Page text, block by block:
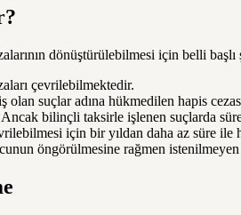
dönüştürülebilmesi için belli başlı
çevrilebilmektedir.
suçlar adına hükmedilen hapis
Ancak bilinçli taksirle işlenen suçlarda
için bir yıldan daha az süre ile
öngörülmesine rağmen